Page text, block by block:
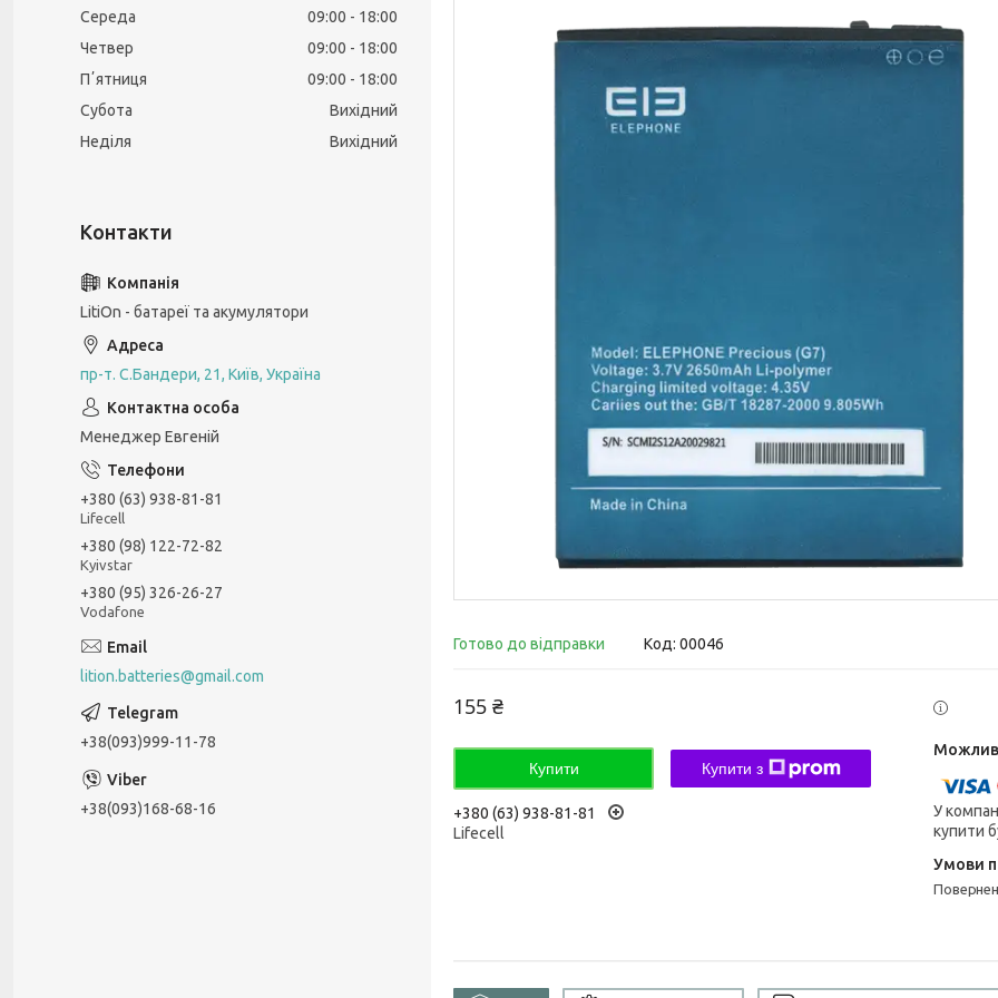
Готово до відправки Код: 00046
155 ₴
Купити Купити з
+380 (63) 938-81-81
Lifecell
У
купити
Середа 09:00
18:00
Четвер
09:00
18:00
Пʼятниця
09:00
18:00
Субота
Вихідний
Неділя
Вихідний
LitiOn - батареї та акумулятори
пр-т. С.Бандери, 21, Київ, Україна
Менеджер Евгеній
+380 (63) 938-81-81
Lifecell
+380 (98) 122-72-82
Kyivstar
+380 (95) 326-26-27
Vodafone
lition.batteries@gmail.com
+38(093)999-11-78
+38(093)168-68-16